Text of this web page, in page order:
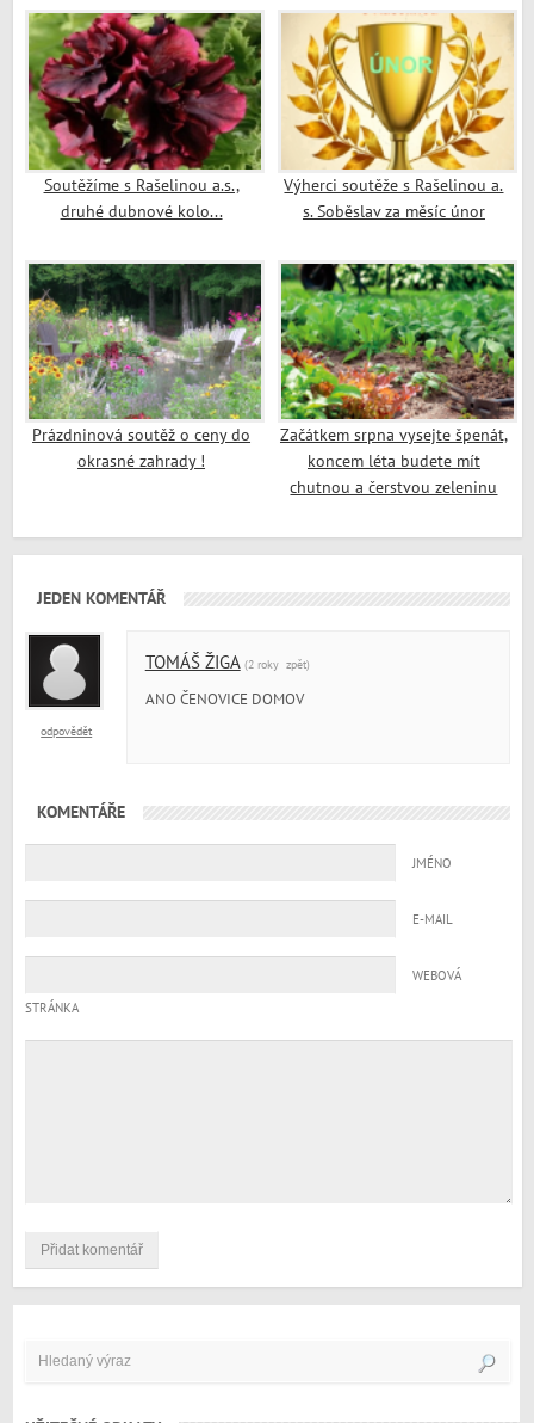
Soutěžíme s Rašelinou a.s.,
druhé dubnové kolo...
Výherci soutěže s Rašelinou a.
s. Soběslav za měsíc únor
Prázdninová soutěž o ceny do
okrasné zahrady !
Začátkem srpna vysejte špenát,
koncem léta budete mít
chutnou a čerstvou zeleninu
JEDEN KOMENTÁŘ
odpovědět
TOMÁŠ ŽIGA (2 roky zpět)
ANO ČENOVICE DOMOV
KOMENTÁŘE
JMÉNO
E-MAIL
WEBOVÁ
STRÁNKA